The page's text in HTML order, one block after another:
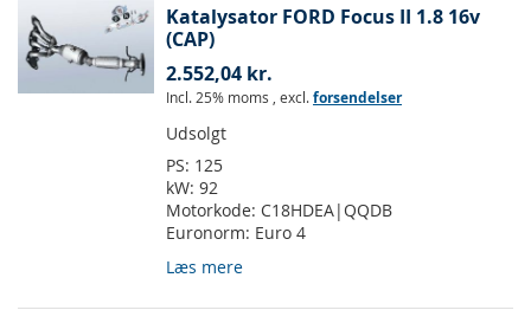
Katalysator FORD Focus II 1.8 16v
(CAP)
2.552,04 kr.
Incl. 25% moms , excl.forsendelser
Udsolgt
PS: 125
kW: 92
Motorkode: C18HDEA|QQDB
Euronorm: Euro 4
Læs mere